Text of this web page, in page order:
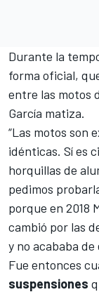
Durante la
forma oficial,
entre las motos
García matiza.
“Las motos son
idénticas. Sí es
horquillas de
pedimos
porque en 2018
cambió por las
y no acababa
Fue entonces
suspensiones